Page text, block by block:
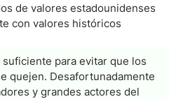
de valores estadounidenses
con valores históricos
para evitar que los
quejen. Desafortunadamente
y grandes actores del